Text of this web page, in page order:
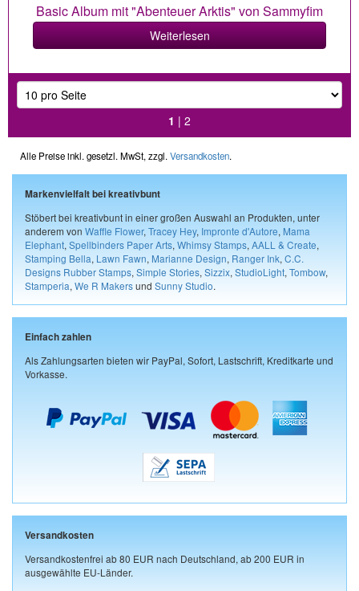
Basic Album mit "Abenteuer Arktis" von Sammyfim
Weiterlesen
1 | 2
Alle Preise inkl. gesetzl. MwSt, zzgl. Versandkosten.
Markenvielfalt bei kreativbunt
Stöbert bei kreativbunt in einer großen Auswahl an Produkten, unter
anderem von Waffle Flower, Tracey Hey, Impronte d'Autore, Mama
Elephant, Spellbinders Paper Arts, Whimsy Stamps, AALL & Create,
Stamping Bella, Lawn Fawn, Marianne Design, Ranger Ink, C.C.
Designs Rubber Stamps, Simple Stories, Sizzix, StudioLight, Tombow,
Stamperia, We R Makersund Sunny Studio.
Einfach zahlen
Als Zahlungsarten bieten wir PayPal, Sofort, Lastschrift, Kreditkarte und
Vorkasse.
Versandkosten
Versandkostenfrei ab 80 EUR nach Deutschland, ab 200 EUR in
ausgewählte EU-Länder.